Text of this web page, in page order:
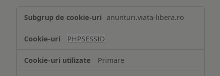
de
Cookie
necesare
anunturi.viata-libera.ro
PHPSESSID
Primare